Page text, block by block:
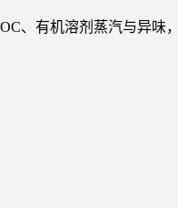
、有机溶剂蒸汽与异味